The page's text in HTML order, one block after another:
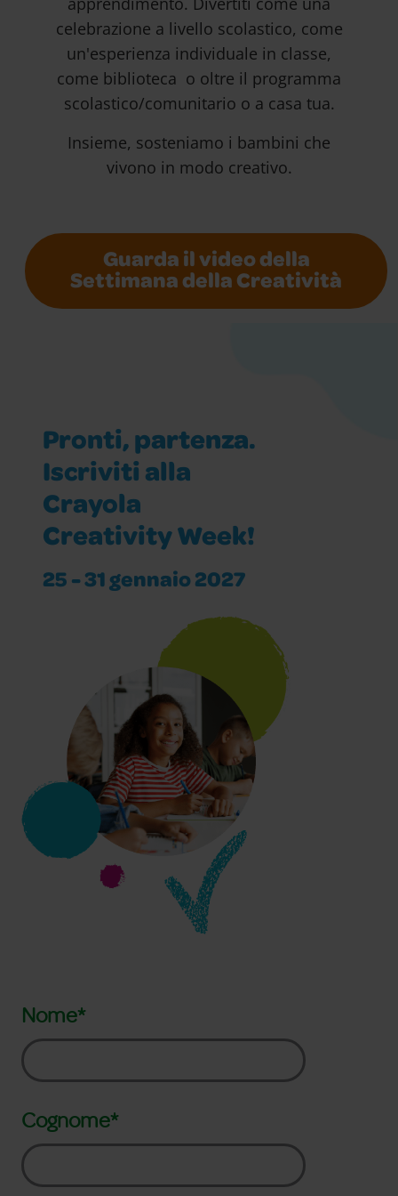
celebrazione a livello scolastico, come
un'esperienza individuale in classe,
come biblioteca o oltre il programma
scolastico/comunitario o a casa tua.
Insieme, sosteniamo i bambini che
vivono in modo creativo.
Guarda il video della
Settimana della Creatività
Pronti, partenza.
Iscriviti alla
Crayola
Creativity Week!
25 - 31 gennaio 2027
Nome*
Cognome*